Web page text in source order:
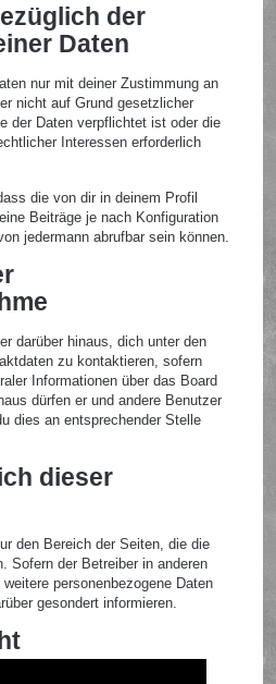
der
Daten
nur mit deiner Zustimmung an
nicht auf Grund gesetzlicher
der Daten verpflichtet ist oder die
Interessen erforderlich
die von dir in deinem Profil
Beiträge je nach Konfiguration
jedermann abrufbar sein können.
darüber hinaus, dich unter den
zu kontaktieren, sofern
Informationen über das Board
dürfen er und andere Benutzer
dies an entsprechender Stelle
dieser
den Bereich der Seiten, die die
Sofern der Betreiber in anderen
personenbezogene Daten
gesondert informieren.